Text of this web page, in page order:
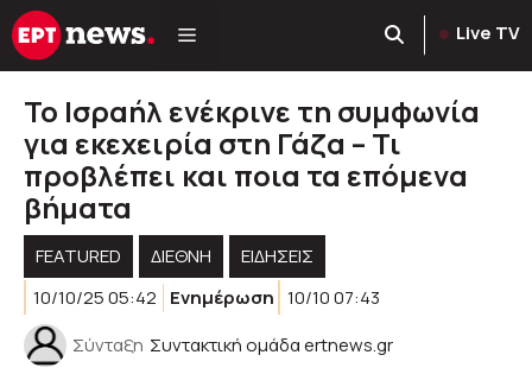
Μετάβαση
σε
Live TV
Το Ισραήλ ενέκρινε τη συμφωνία
για εκεχειρία στη Γάζα – Τι
προβλέπει και ποια τα επόμενα
βήματα
FEATURED ΔΙΕΘΝΗ
ΕΙΔΗΣΕΙΣ
10/10/25 05:42
Ενημέρωση 10/10 07:43
Σύνταξη Συντακτική ομάδα ertnews.gr